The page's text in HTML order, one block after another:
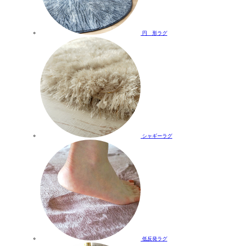
円 形ラグ
シャギーラグ
低反発ラグ